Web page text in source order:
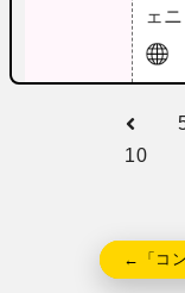
ェ
10
←「コ